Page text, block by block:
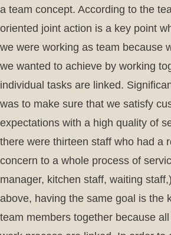
a team concept. According to the
oriented joint action is a key point
we were working as team because
we wanted to achieve by working
individual tasks are linked.
was to make sure that we satisfy
expectations with a high quality of
there were thirteen staff who had a
concern to a whole process of
manager, kitchen staff, waiting
above, having the same goal is the
team members together because